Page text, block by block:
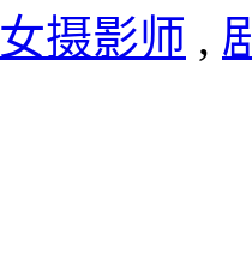
女摄影师 ,